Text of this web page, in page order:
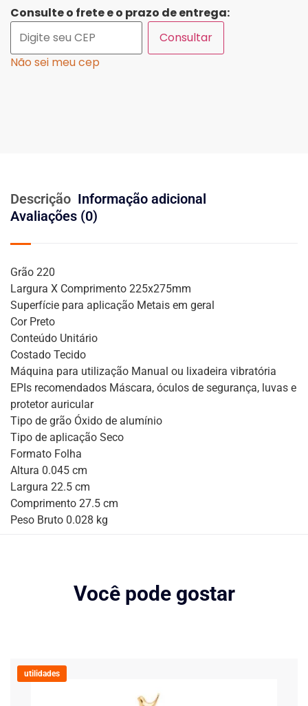
Consulte o frete e o prazo de entrega:
Consultar
Não sei meu cep
Descrição Informação adicional
Avaliações (0)
Grão 220
Largura X Comprimento 225x275mm
Superfície para aplicação Metais em geral
Cor Preto
Conteúdo Unitário
Costado Tecido
Máquina para utilização Manual ou lixadeira vibratória
EPIs recomendados Máscara, óculos de segurança, luvas e
protetor auricular
Tipo de grão Óxido de alumínio
Tipo de aplicação Seco
Formato Folha
Altura 0.045 cm
Largura 22.5 cm
Comprimento 27.5 cm
Peso Bruto 0.028 kg
Você pode gostar
utilidades